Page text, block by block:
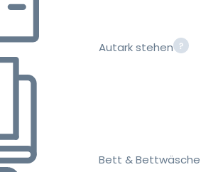
Autark stehen
Bett & Bettwäsche